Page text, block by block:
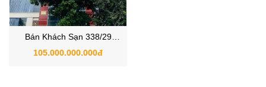
Bán Khách Sạn 338/29
Nguyễn Văn Quá , P.Đông
105.000.000.000đ